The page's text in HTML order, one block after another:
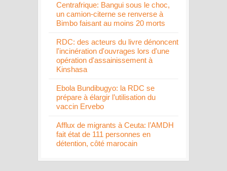
Centrafrique: Bangui sous le choc,
un camion-citerne se renverse à
Bimbo faisant au moins 20 morts
RDC: des acteurs du livre dénoncent
l'incinération d'ouvrages lors d'une
opération d'assainissement à
Kinshasa
Ebola Bundibugyo: la RDC se
prépare à élargir l’utilisation du
vaccin Ervebo
Afflux de migrants à Ceuta: l’AMDH
fait état de 111 personnes en
détention, côté marocain